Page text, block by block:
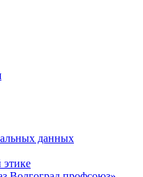
данных
этике